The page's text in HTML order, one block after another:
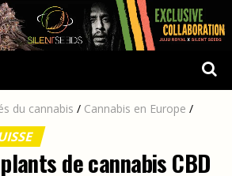
du cannabis / Cannabis en Europe /
de cannabis CBD